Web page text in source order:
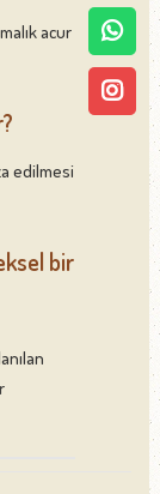
acur
edilmesi
bir